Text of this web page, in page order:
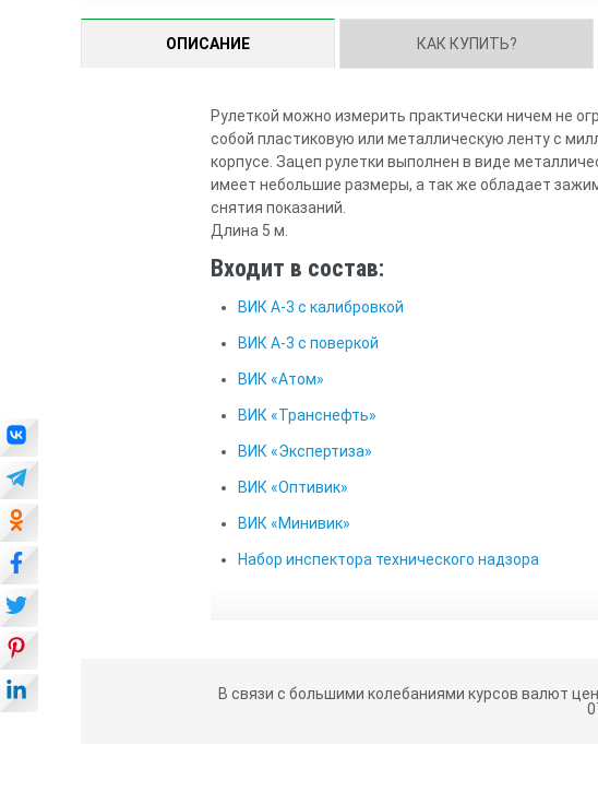
ОПИСАНИЕ КАК КУПИТЬ?
Рулеткой можно измерить практически ничем не
собой пластиковую или металлическую ленту с
корпусе. Зацеп рулетки выполнен в виде
имеет небольшие размеры, а так же обладает
снятия показаний.
Длина 5 м.
Входит в состав:
ВИК А-3 с калибровкой
ВИК А-3 с поверкой
ВИК «Атом»
ВИК «Транснефть»
ВИК «Экспертиза»
ВИК «Оптивик»
ВИК «Минивик»
Набор инспектора технического надзора
В связи с большими колебаниями курсов валют